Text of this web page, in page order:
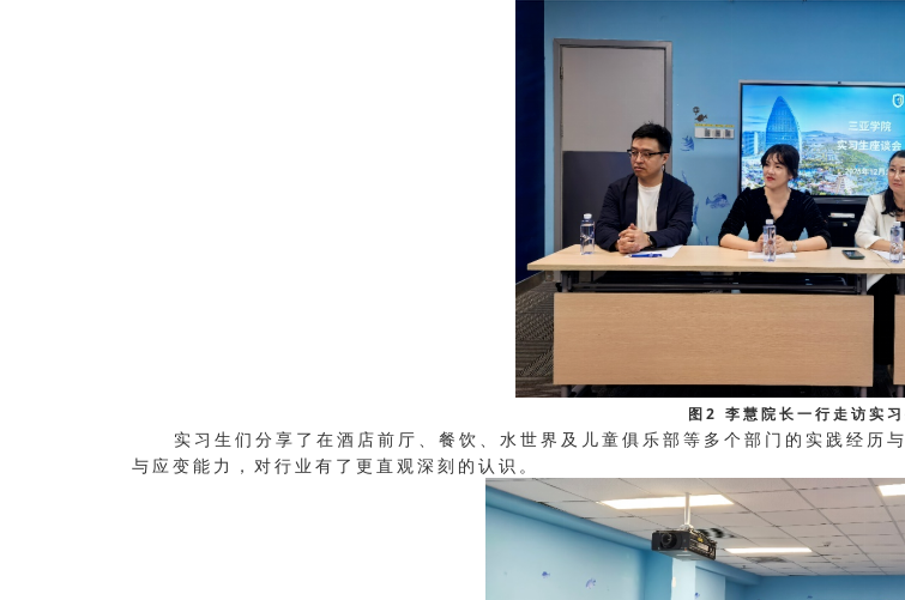
图2 李慧院长一行走访实习
实习生们分享了在酒店前厅、餐饮、水世界及儿童俱乐部等多个部门的实践经历
与应变能力，对行业有了更直观深刻的认识。